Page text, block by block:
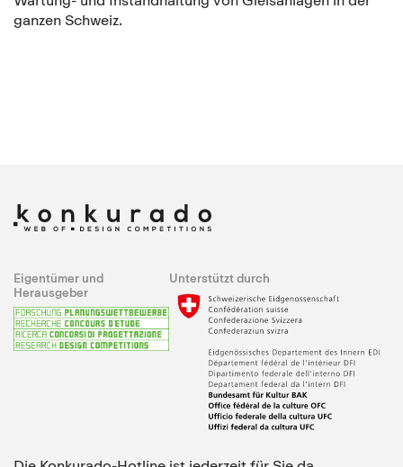
ganzen Schweiz.
Eigentümer und
Herausgeber
Unterstützt durch